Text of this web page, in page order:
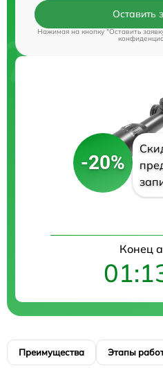
Оставить
Нажимая на кнопку "Оставить
-20%
Конец
Преимущества Этапы